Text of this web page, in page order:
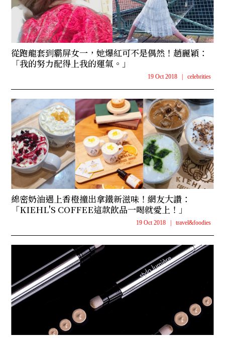
從跑龍套到霸屏女一，她爆紅可不是偶然！趙麗穎：
「我的努力配得上我的運氣。」
19 Oct 2018 celebrities
綿密奶油遇上香橙撞出拿鐵新滋味！網友大讚：
「KIEHL'S COFFEE這款飲品一喝就愛上！」
19 Oct 2018 travel&foodies